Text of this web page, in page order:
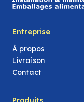
Entreprise
À propos
Livraison
Contact